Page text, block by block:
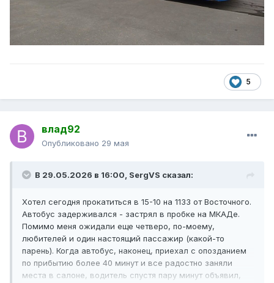
5
влад92
Опубликовано 29 мая
В 29.05.2026 в 16:00, SergVS сказал:
Хотел сегодня прокатиться в 15-10 на 1133 от Восточного.
Автобус задерживался - застрял в пробке на МКАДе.
Помимо меня ожидали еще четверо, по-моему,
любителей и один настоящий пассажир (какой-то
парень). Когда автобус, наконец, приехал с опозданием
по прибытию более 40 минут и все радостно заняли
места в салоне, водитель спустя пару минут объявил,